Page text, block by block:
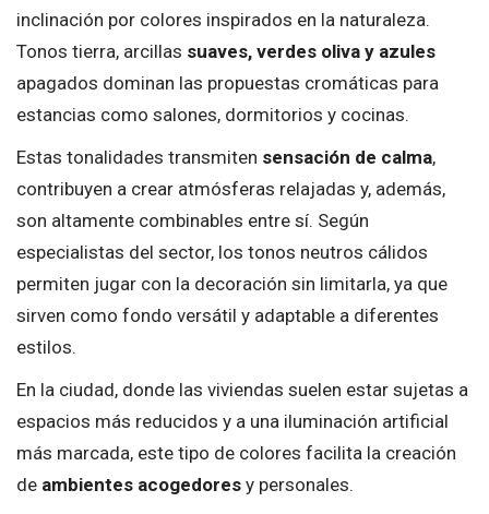
inclinación por colores inspirados en la naturaleza.
Tonos tierra, arcillas suaves, verdes oliva y azules
apagados dominan las propuestas cromáticas para
estancias como salones, dormitorios y cocinas.
Estas tonalidades transmiten sensación de calma,
contribuyen a crear atmósferas relajadas y, además,
son altamente combinables entre sí. Según
especialistas del sector, los tonos neutros cálidos
permiten jugar con la decoración sin limitarla, ya que
sirven como fondo versátil y adaptable a diferentes
estilos.
En la ciudad, donde las viviendas suelen estar sujetas a
espacios más reducidos y a una iluminación artificial
más marcada, este tipo de colores facilita la creación
de ambientes acogedores y personales.